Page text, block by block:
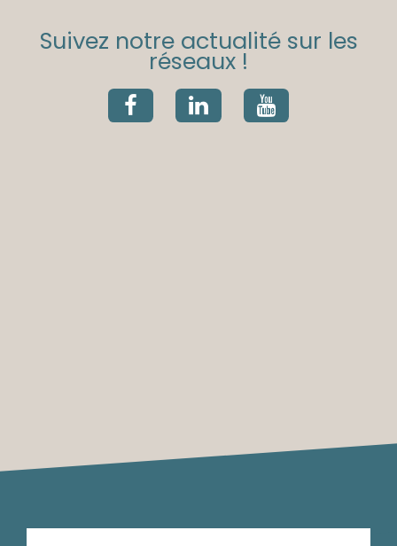
Suivez notre actualité sur les
réseaux !